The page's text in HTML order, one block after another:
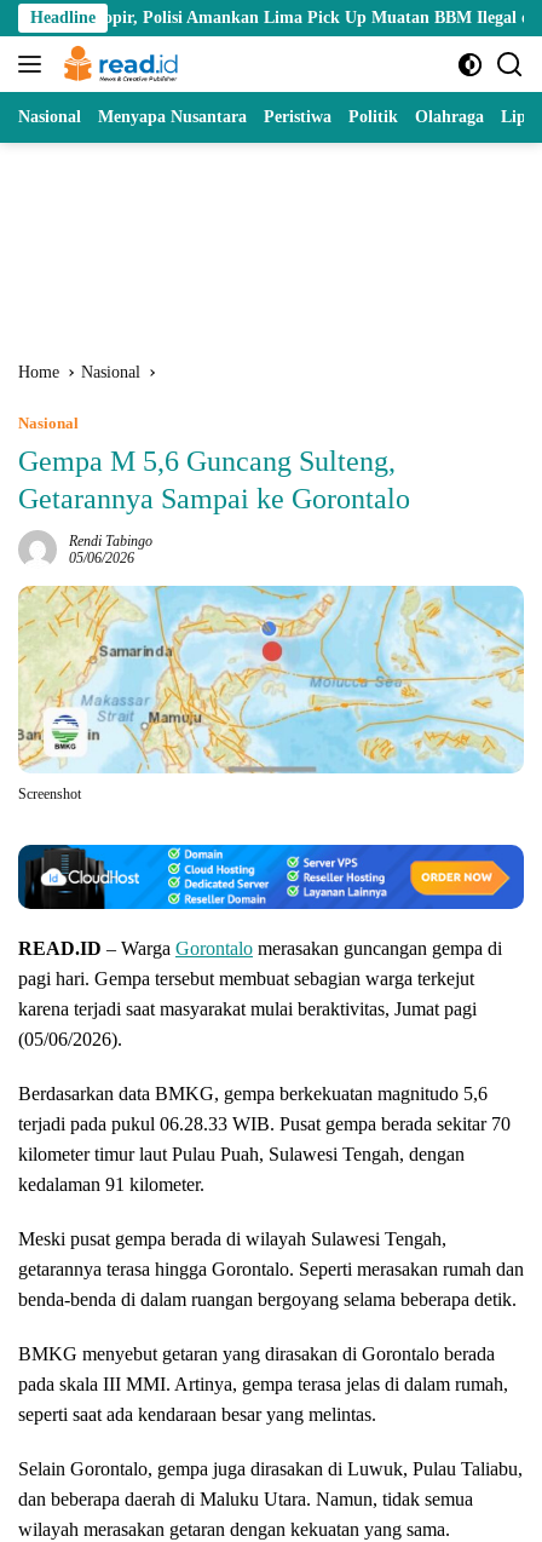
Skip
to
content
Headline
Polisi Amankan Lima Pick Up Muatan BBM Ilegal di Pohuwato
Nasional Menyapa Nusantara Peristiwa Politik Olahraga
Home Nasional
Nasional
Gempa M 5,6 Guncang Sulteng,
Getarannya Sampai ke Gorontalo
Rendi Tabingo
05/06/2026
Screenshot
READ.ID – Warga Gorontalo merasakan guncangan gempa di
pagi hari. Gempa tersebut membuat sebagian warga terkejut
karena terjadi saat masyarakat mulai beraktivitas, Jumat pagi
(05/06/2026).
Berdasarkan data BMKG, gempa berkekuatan magnitudo 5,6
terjadi pada pukul 06.28.33 WIB. Pusat gempa berada sekitar 70
kilometer timur laut Pulau Puah, Sulawesi Tengah, dengan
kedalaman 91 kilometer.
Meski pusat gempa berada di wilayah Sulawesi Tengah,
getarannya terasa hingga Gorontalo. Seperti merasakan rumah dan
benda-benda di dalam ruangan bergoyang selama beberapa detik.
BMKG menyebut getaran yang dirasakan di Gorontalo berada
pada skala III MMI. Artinya, gempa terasa jelas di dalam rumah,
seperti saat ada kendaraan besar yang melintas.
Selain Gorontalo, gempa juga dirasakan di Luwuk, Pulau Taliabu,
dan beberapa daerah di Maluku Utara. Namun, tidak semua
wilayah merasakan getaran dengan kekuatan yang sama.